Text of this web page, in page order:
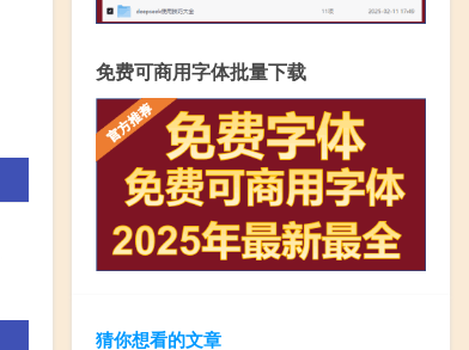
免费可商用字体批量下载
猜你想看的文章